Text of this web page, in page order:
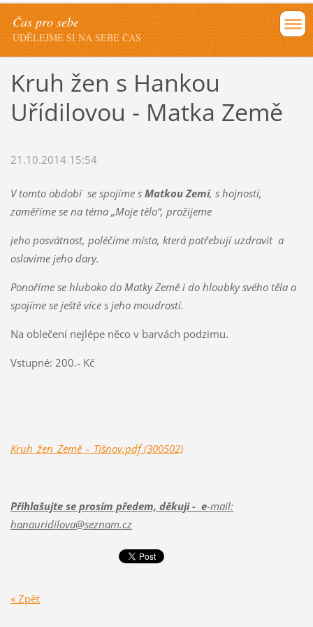
Čas pro sebe
UDĚLEJME SI NA SEBE ČAS
Kruh žen s Hankou
Uřídilovou - Matka Země
21.10.2014 15:54
V tomto období se spojíme s Matkou Zemí, s hojností,
zaměříme se na téma „Moje tělo“, prožijeme
jeho posvátnost, poléčíme místa, která potřebují uzdravit a
oslavíme jeho dary.
Ponoříme se hluboko do Matky Země i do hloubky svého těla a
spojíme se ještě více s jeho moudrostí.
Na oblečení nejlépe něco v barvách podzimu.
Vstupné: 200.- Kč
Kruh_žen_Země_-_Tišnov.pdf (300502)
Přihlašujte se prosím předem, děkuji - e-mail:
hanauridilova@seznam.cz
« Zpět